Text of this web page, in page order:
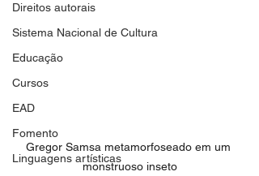
Direitos autorais
Sistema Nacional de Cultura
Educação
Cursos
EAD
Fomento
Linguagens artísticas
Gregor Samsa metamorfoseado em um
monstruoso inseto